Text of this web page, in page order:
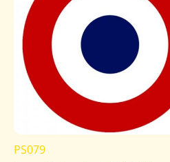
PS079